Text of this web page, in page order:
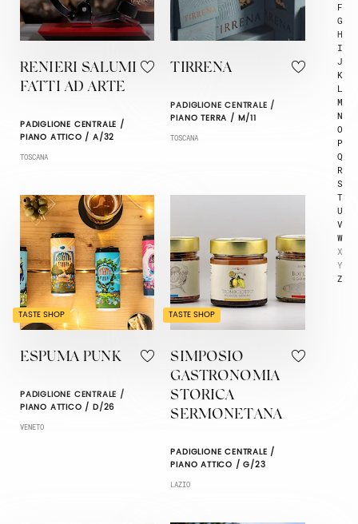
F
G
H
I
J
K
L
M
N
O
P
Q
R
S
T
U
V
W
X
Y
Z
RENIERI SALUMI
FATTI AD ARTE
PADIGLIONE CENTRALE /
PIANO ATTICO / A/32
TOSCANA
TIRRENA
PADIGLIONE CENTRALE /
PIANO TERRA / M/11
TOSCANA
TASTE SHOP
ESPUMA PUNK
PADIGLIONE CENTRALE /
PIANO ATTICO / D/26
VENETO
TASTE SHOP
SIMPOSIO
GASTRONOMIA
STORICA
SERMONETANA
PADIGLIONE CENTRALE /
PIANO ATTICO / G/23
LAZIO